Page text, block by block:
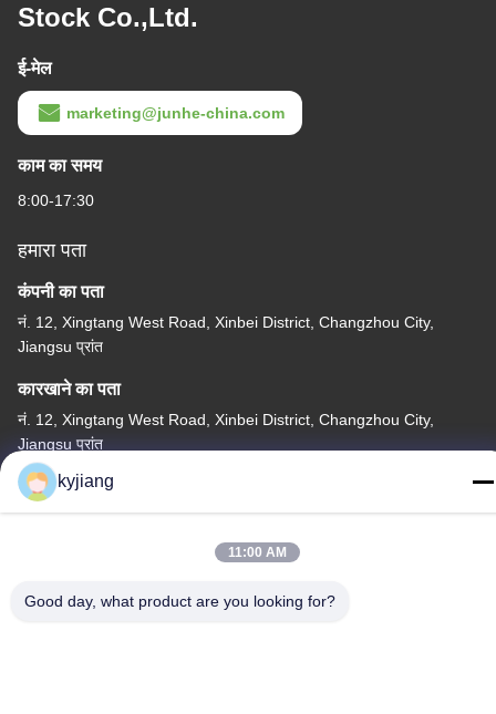
Stock Co.,Ltd.
ई-मेल
marketing@junhe-china.com
काम का समय
8:00-17:30
हमारा पता
कंपनी का पता
नं. 12, Xingtang West Road, Xinbei District, Changzhou City,
Jiangsu प्रांत
कारखाने का पता
नं. 12, Xingtang West Road, Xinbei District, Changzhou City,
Jiangsu प्रांत
टेलीफोन
86-133-8280-7820
kyjiang
11:00 AM
Good day, what product are you looking for?